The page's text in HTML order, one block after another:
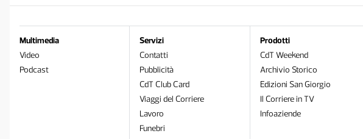
Multimedia
Video
Podcast
Servizi
Contatti
Pubblicità
CdT Club Card
Viaggi del Corriere
Lavoro
Funebri
Prodotti
CdT Weekend
Archivio Storico
Edizioni San Giorgio
Il Corriere in TV
Infoaziende